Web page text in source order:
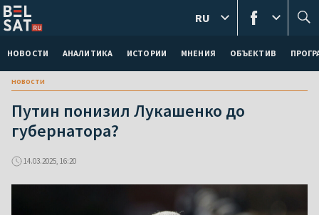
НОВОСТИ АНАЛИТИКА ИСТОРИИ МНЕНИЯ ОБЪЕКТИВ
RU
новости
Путин понизил Лукашенко до
губернатора?
14.03.2025, 16:20